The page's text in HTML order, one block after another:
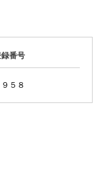
番号
５８